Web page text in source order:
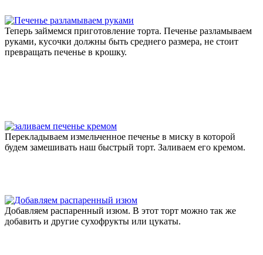
Теперь займемся приготовление торта. Печенье разламываем
руками, кусочки должны быть среднего размера, не стоит
превращать печенье в крошку.
Перекладываем измельченное печенье в миску в которой
будем замешивать наш быстрый торт. Заливаем его кремом.
Добавляем распаренный изюм. В этот торт можно так же
добавить и другие сухофрукты или цукаты.